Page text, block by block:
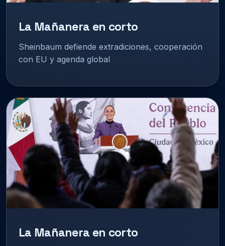
La Mañanera en corto
Sheinbaum defiende extradiciones, cooperación
con EU y agenda global
La Mañanera en corto